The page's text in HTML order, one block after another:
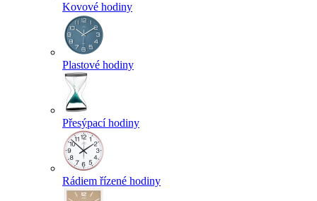
Kovové hodiny
Plastové hodiny
Přesýpací hodiny
Rádiem řízené hodiny